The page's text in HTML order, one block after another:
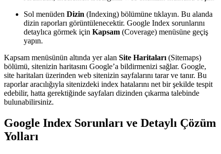
Sol menüden Dizin (Indexing) bölümüne tıklayın. Bu alanda
dizin raporları görüntülenecektir. Google Index sorunlarını
detaylıca görmek için Kapsam (Coverage) menüsüne geçiş
yapın.
Kapsam menüsünün altında yer alan Site Haritaları(Sitemaps)
bölümü, sitenizin haritasını Google’a bildirmenizi sağlar. Google,
site haritaları üzerinden web sitenizin sayfalarını tarar ve tanır. Bu
raporlar aracılığıyla sitenizdeki index hatalarını net bir şekilde tespit
edebilir, hatta gerektiğinde sayfaları dizinden çıkarma talebinde
bulunabilirsiniz.
Google Index Sorunları ve Detaylı Çözüm
Yolları